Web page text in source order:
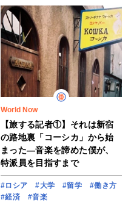
World Now
【旅する記者①】それは新宿
の路地裏「コーシカ」から始
まった―音楽を諦めた僕が、
特派員を目指すまで
#ロシア #大学 #留学
#働き方
#経済
#音楽